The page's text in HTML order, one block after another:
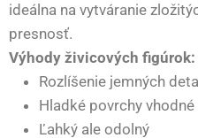
ideálna na vytváranie
presnosť.
Výhody živicových figúrok:
Rozlíšenie jemných
Hladké povrchy
Ľahký ale odolný